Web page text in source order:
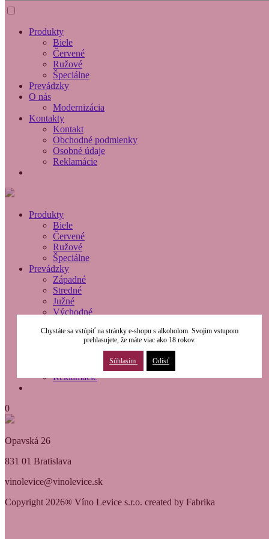
Produkty
Biele
Červené
Ružové
Špeciálne
Prevádzky
O nás
Modernizácia
Kontakty
Kontakt
Obchodné podmienky
Osobné údaje
Reklamácie
Produkty
Biele
Červené
Ružové
Špeciálne
Prevádzky
Západné
Stredné
Južné
Východné
Modernizácia
Reklamácie
0
Opavská 26
831 01 Bratislava
vinolevice@vinolevice.sk
Copyright 2026® Víno Levice s.r.o. created by Fabrika
Chystáte sa vstúpiť na stránky e-shopu s alkoholom. Svojim vstupom
prehlasujete, že máte viac ako 18 rokov.
Súhlasím Odísť